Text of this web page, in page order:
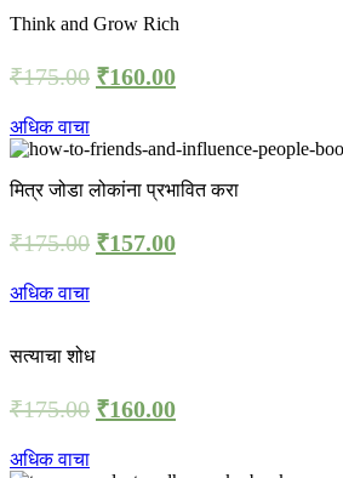
Think and Grow Rich
₹175.00 ₹160.00
अधिक वाचा
मित्र जोडा लोकांना प्रभावित करा
₹175.00 ₹157.00
अधिक वाचा
सत्याचा शोध
₹175.00 ₹160.00
अधिक वाचा